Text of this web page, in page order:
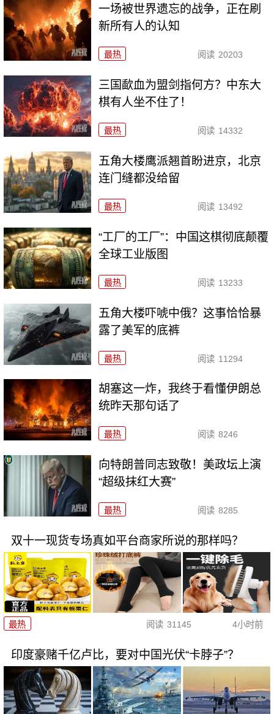
一场被世界遗忘的战争，正在刷
新所有人的认知
最热 阅读 20203
三国歃血为盟剑指何方？中东大
棋有人坐不住了！
最热 阅读 14332
五角大楼鹰派翘首盼进京，北京
连门缝都没给留
最热 阅读 13492
“工厂的工厂”：中国这棋彻底颠覆
全球工业版图
最热 阅读 13233
五角大楼吓唬中俄？这事恰恰暴
露了美军的底裤
最热 阅读 11294
胡塞这一炸，我终于看懂伊朗总
统昨天那句话了
最热 阅读 8246
向特朗普同志致敬！美政坛上演
“超级抹红大赛”
最热 阅读 8285
双十一现货专场真如平台商家所说的那样吗？
最热 阅读 31145 4小时前
印度豪赌千亿卢比，要对中国光伏“卡脖子”？